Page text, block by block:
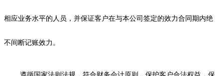
相应业务水平的人员，并保证客户在与本公司签定的效力合同期内绝
不间断记账效力。
遵循国家法则法规，符合财务会计原则，保护客户合法权益，保